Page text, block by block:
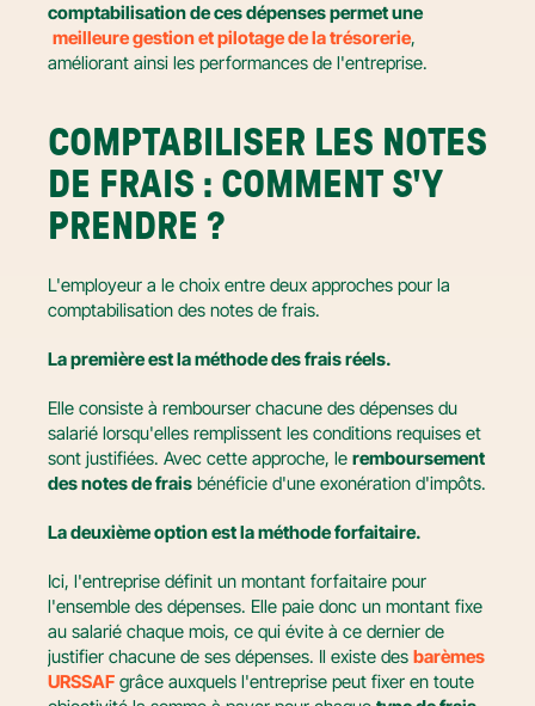
comptabilisation de ces dépenses permet une
meilleure gestion et pilotage de la trésorerie,
améliorant ainsi les performances de l'entreprise.
COMPTABILISER LES NOTES
DE FRAIS : COMMENT S'Y
PRENDRE ?
L'employeur a le choix entre deux approches pour la
comptabilisation des notes de frais.
La première est la méthode des frais réels.
Elle consiste à rembourser chacune des dépenses du
salarié lorsqu'elles remplissent les conditions requises et
sont justifiées. Avec cette approche, le remboursement
des notes de frais bénéficie d'une exonération d'impôts.
La deuxième option est la méthode forfaitaire.
Ici, l'entreprise définit un montant forfaitaire pour
l'ensemble des dépenses. Elle paie donc un montant fixe
au salarié chaque mois, ce qui évite à ce dernier de
justifier chacune de ses dépenses. Il existe des barèmes
URSSAF grâce auxquels l'entreprise peut fixer en toute